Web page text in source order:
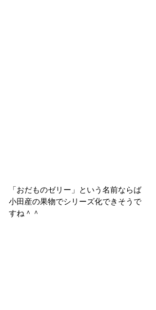
「おだものゼリー」という名前ならば
小田産の果物でシリーズ化できそうで
すね＾＾